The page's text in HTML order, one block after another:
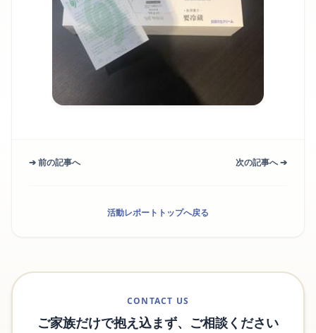
➔ 前の記事へ 次の記事へ ➔
活動レポートトップへ戻る
CONTACT US
ご家族だけで抱え込まず、ご相談ください